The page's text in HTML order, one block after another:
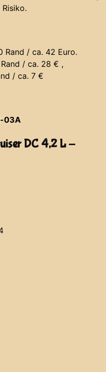
Rand / ca. 42 Euro.
/ ca. 28 € ,
/ ca. 7 €
03A
DC 4,2 L -